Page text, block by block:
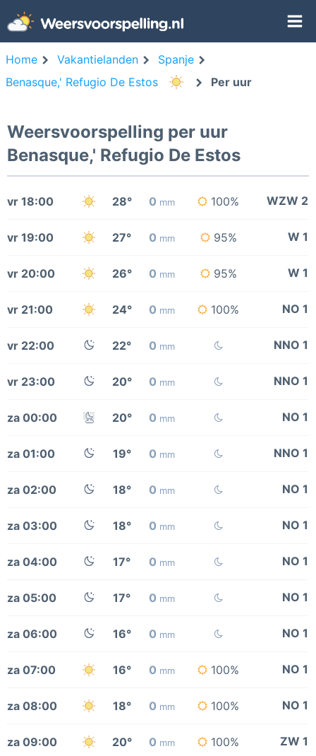
Home Vakantielanden
Spanje
Benasque,' Refugio De Estos
Per uur
Weersvoorspelling per uur
Benasque,' Refugio De Estos
vr 18:00 28° 0 mm 100% WZW 2
vr 19:00 27° 0 mm 95% W 1
vr 20:00 26° 0 mm 95% W 1
vr 21:00 24° 0 mm 100% NO 1
vr 22:00 22° 0 mm NNO 1
vr 23:00 20° 0 mm NNO 1
za 00:00 20° 0 mm NO 1
za 01:00 19° 0 mm NNO 1
za 02:00 18° 0 mm NO 1
za 03:00 18° 0 mm NO 1
za 04:00 17° 0 mm NO 1
za 05:00 17° 0 mm NO 1
za 06:00 16° 0 mm NO 1
za 07:00 16° 0 mm 100% NO 1
za 08:00 18° 0 mm 100% NO 1
za 09:00 20° 0 mm 100% ZW 1